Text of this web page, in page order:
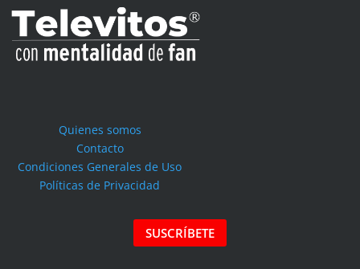
Quienes somos
Contacto
Condiciones Generales de Uso
Políticas de Privacidad
SUSCRÍBETE